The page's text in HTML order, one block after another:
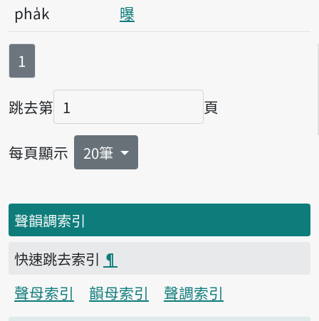
pha̍k 曝
第
1
跳去第
頁碼
頁
每頁顯示 20筆
聲韻調索引
快速跳去索引 ¶
聲母索引
韻母索引
聲調索引